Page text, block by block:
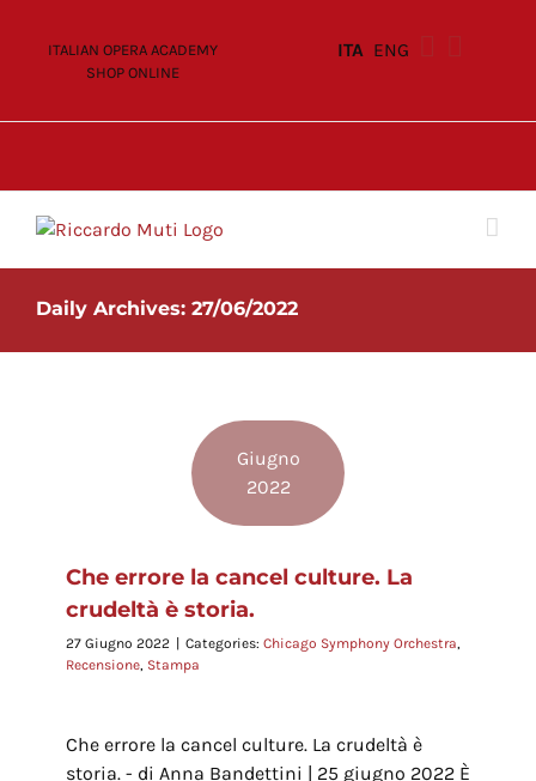
ITALIAN OPERA ACADEMY
SHOP ONLINE
ITA ENG
Daily Archives: 27/06/2022
Giugno
2022
Che errore la cancel culture. La
crudeltà è storia.
27 Giugno 2022 Categories: Chicago Symphony Orchestra,
Recensione, Stampa
Che errore la cancel culture. La crudeltà è
storia. - di Anna Bandettini | 25 giugno 2022 È